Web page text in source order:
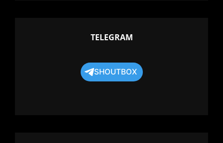
TELEGRAM
SHOUTBOX